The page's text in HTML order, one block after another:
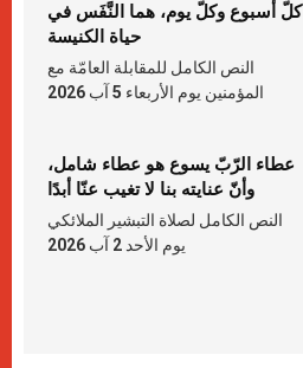
كلّ أسبوع وكلّ يوم، هما النَّفَس في
حياة الكنيسة
النص الكامل للمقابلة العامّة مع
المؤمنين يوم الأربعاء 5 آب 2026
عطاء الرّبّ يسوع هو عطاء شامل،
وأنّ عنايته بنا لا تغيب عنّا أبدًا
النص الكامل لصلاة التبشير الملائكي
يوم الأحد 2 آب 2026